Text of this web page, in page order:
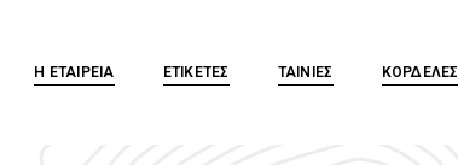
Η ΕΤΑΙΡΕΙΑ ΕΤΙΚΕΤΕΣ ΤΑΙΝΙΕΣ ΚΟΡΔΕΛΕΣ